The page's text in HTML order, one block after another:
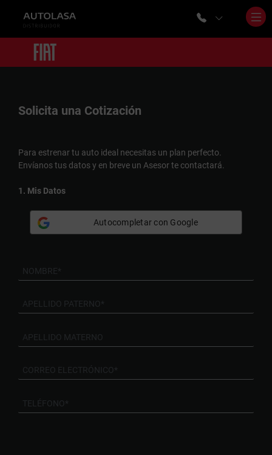
Solicita una Cotización
Para estrenar tu auto ideal necesitas un plan perfecto.
Envíanos tus datos y en breve un Asesor te contactará.
1. Mis Datos
Autocompletar con Google